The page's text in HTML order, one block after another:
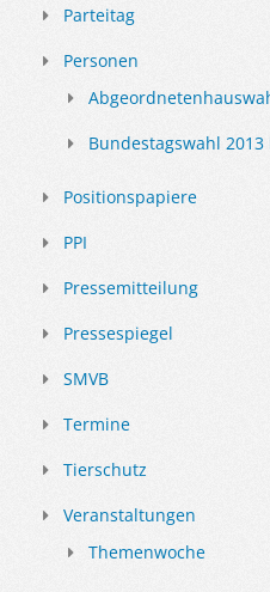
Parteitag
Personen
Bundestagswahl
Positionspapiere
PPI
Pressemitteilung
Pressespiegel
SMVB
Termine
Tierschutz
Veranstaltungen
Themenwoche